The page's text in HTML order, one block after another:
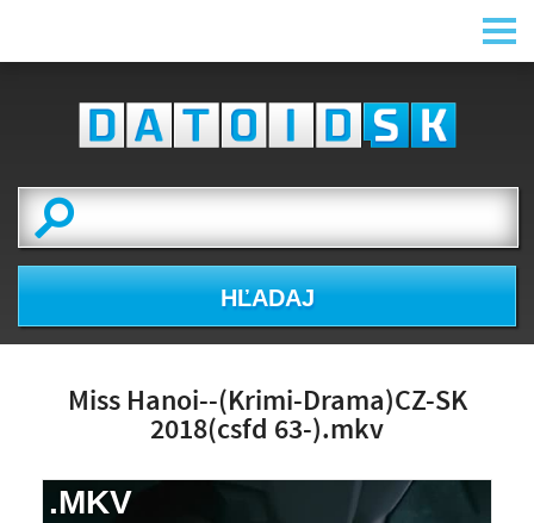
HĽADAJ
Miss Hanoi--(Krimi-Drama)CZ-SK
2018(csfd 63-).mkv
.MKV